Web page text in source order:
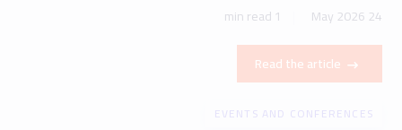
24 May 2026
1 min read
Read the article
EVENTS AND CONFERENCES